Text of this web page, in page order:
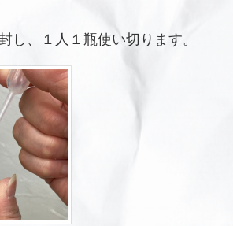
し、１人１瓶使い切ります。